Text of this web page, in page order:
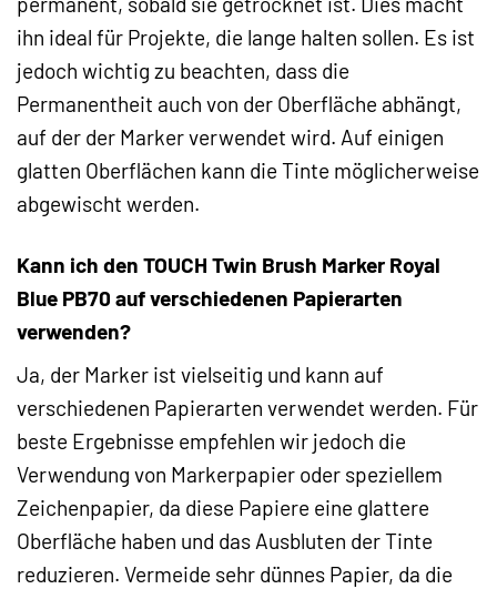
ihn ideal für Projekte, die lange halten sollen. Es ist
jedoch wichtig zu beachten, dass die
Permanentheit auch von der Oberfläche abhängt,
auf der der Marker verwendet wird. Auf einigen
glatten Oberflächen kann die Tinte möglicherweise
abgewischt werden.
Kann ich den TOUCH Twin Brush Marker Royal
Blue PB70 auf verschiedenen Papierarten
verwenden?
Ja, der Marker ist vielseitig und kann auf
verschiedenen Papierarten verwendet werden. Für
beste Ergebnisse empfehlen wir jedoch die
Verwendung von Markerpapier oder speziellem
Zeichenpapier, da diese Papiere eine glattere
Oberfläche haben und das Ausbluten der Tinte
reduzieren. Vermeide sehr dünnes Papier, da die